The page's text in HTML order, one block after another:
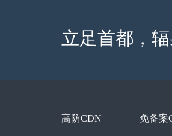
立足首都，
高防CDN 免备案